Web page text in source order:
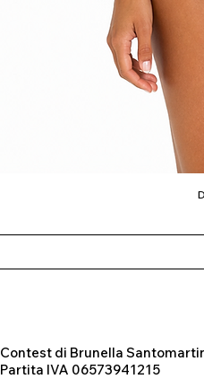
Contest di Brunella
Partita IVA 06573941215